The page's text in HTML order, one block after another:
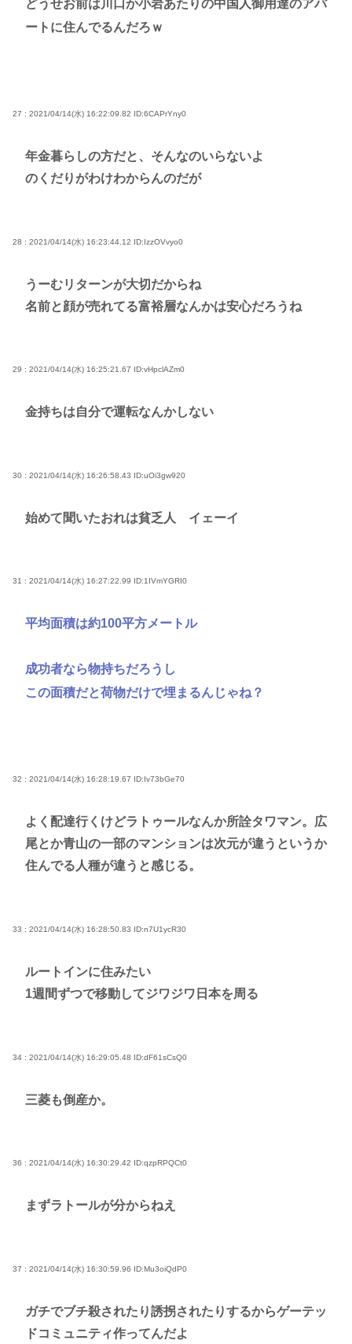
どうせお前は川口か小岩あたりの中国人御用達のアパ
ートに住んでるんだろｗ
27 : 2021/04/14(水) 16:22:09.82 ID:6CAPrYny0
年金暮らしの方だと、そんなのいらないよ
のくだりがわけわからんのだが
28 : 2021/04/14(水) 16:23:44.12 ID:IzzOVvyo0
うーむリターンが大切だからね
名前と顔が売れてる富裕層なんかは安心だろうね
29 : 2021/04/14(水) 16:25:21.67 ID:vHpclAZm0
金持ちは自分で運転なんかしない
30 : 2021/04/14(水) 16:26:58.43 ID:uOi3gw920
始めて聞いたおれは貧乏人 イェーイ
31 : 2021/04/14(水) 16:27:22.99 ID:1IVmYGRI0
平均面積は約100平方メートル
成功者なら物持ちだろうし
この面積だと荷物だけで埋まるんじゃね？
32 : 2021/04/14(水) 16:28:19.67 ID:Iv73bGe70
よく配達行くけどラトゥールなんか所詮タワマン。広
尾とか青山の一部のマンションは次元が違うというか
住んでる人種が違うと感じる。
33 : 2021/04/14(水) 16:28:50.83 ID:n7U1ycR30
ルートインに住みたい
1週間ずつで移動してジワジワ日本を周る
34 : 2021/04/14(水) 16:29:05.48 ID:dF61sCsQ0
三菱も倒産か。
36 : 2021/04/14(水) 16:30:29.42 ID:qzpRPQCt0
まずラトールが分からねえ
37 : 2021/04/14(水) 16:30:59.96 ID:Mu3oiQdP0
ガチでブチ殺されたり誘拐されたりするからゲーテッ
ドコミュニティ作ってんだよ